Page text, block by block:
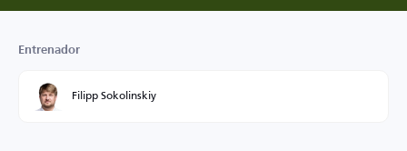
Entrenador
Filipp Sokolinskiy